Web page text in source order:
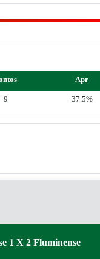
Apr
9 37.5%
1 X 2 Fluminense